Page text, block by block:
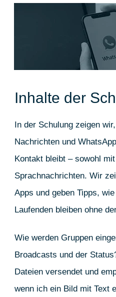
Inhalte der
In der Schulung zeigen
Nachrichten und
Kontakt bleibt – sowohl
Sprachnachrichten. Wir
Apps und geben Tipps,
Laufenden bleiben ohne
Wie werden Gruppen
Broadcasts und der
Dateien versendet und
wenn ich ein Bild mit Text